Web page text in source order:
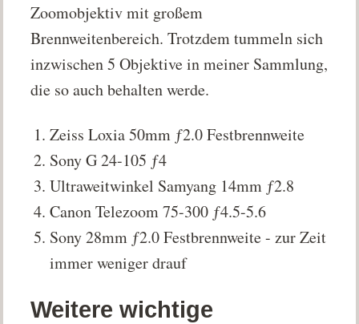
Zoomobjektiv mit großem
Brennweitenbereich. Trotzdem tummeln sich
inzwischen 5 Objektive in meiner Sammlung,
die so auch behalten werde.
Zeiss Loxia 50mm ƒ2.0 Festbrennweite
Sony G 24-105 ƒ4
Ultraweitwinkel Samyang 14mm ƒ2.8
Canon Telezoom 75-300 ƒ4.5-5.6
Sony 28mm ƒ2.0 Festbrennweite - zur Zeit
immer weniger drauf
Weitere wichtige